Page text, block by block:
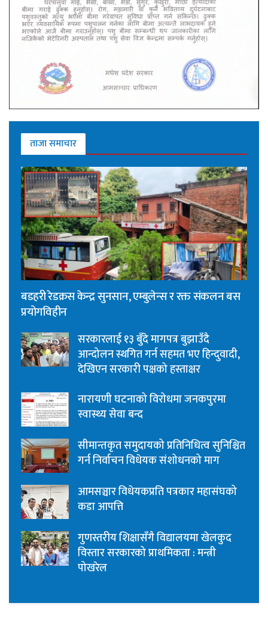
ताजा समाचार
बडहरी रेडक्रस केन्द्र सुनसान, एम्बुलेन्स र रक्त संकलन बस
प्रयोगविहीन
सरकारलाई १३ बुँदे मागपत्र बुझाउँदै
आन्दोलन स्थगित गर्न सहमत भए हिन्दुवादी,
देखिएन सरकारी पक्षको हस्ताक्षर
नारायणी घटनाको विरोधमा जनकपुरमा
स्वास्थ्य सेवा बन्द
सीमान्तकृत समुदायको प्रतिनिधित्व सुनिश्चित
गर्न निर्वाचन विधेयक संशोधनको माग
आमसञ्चार विधेयकप्रति पत्रकार महासंघको
कडा आपत्ति
गुणस्तरीय शिक्षासँगै विद्यालयमा खेलकुद
विस्तार सरकारको प्राथमिकता : मन्त्री
पोखरेल